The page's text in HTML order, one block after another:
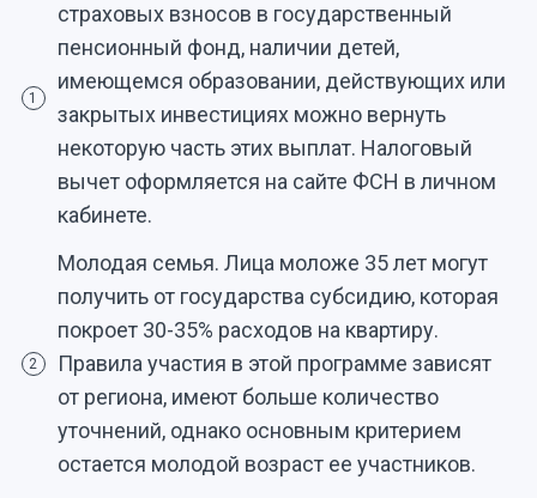
1
страховых взносов в государственный
пенсионный фонд, наличии детей,
имеющемся образовании, действующих или
закрытых инвестициях можно вернуть
некоторую часть этих выплат. Налоговый
вычет оформляется на сайте ФСН в личном
кабинете.
2
Молодая семья. Лица моложе 35 лет могут
получить от государства субсидию, которая
покроет 30-35% расходов на квартиру.
Правила участия в этой программе зависят
от региона, имеют больше количество
уточнений, однако основным критерием
остается молодой возраст ее участников.